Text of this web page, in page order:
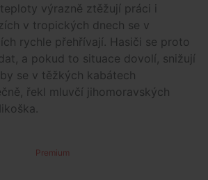
výrazně ztěžují práci i
v tropických dnech se v
rychle přehřívají. Hasiči se proto
a pokud to situace dovolí, snižují
se v těžkých kabátech
řekl mluvčí jihomoravských
Premium